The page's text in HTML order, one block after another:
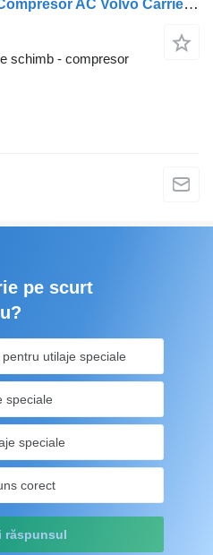
Compresor clima Carrier Compresor AC Volvo Carrier 21112387 pentru camion
schimb - compresor
pe scurt
utilaje speciale
speciale
speciale
corect
răspunsul